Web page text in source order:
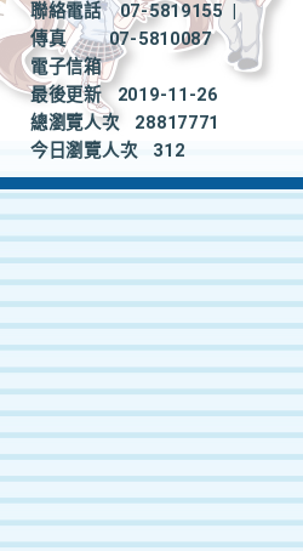
聯絡電話
07-5819155
|
傳真
07-5810087
電子信箱
最後更新
2019-11-26
總瀏覽人次
28817771
今日瀏覽人次
312